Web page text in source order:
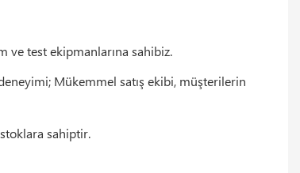
ve test ekipmanlarına sahibiz.
Mükemmel satış ekibi, müşterilerin
sahiptir.